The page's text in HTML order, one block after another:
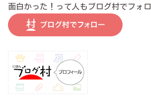
面白かった！って人もブログ村でフォ